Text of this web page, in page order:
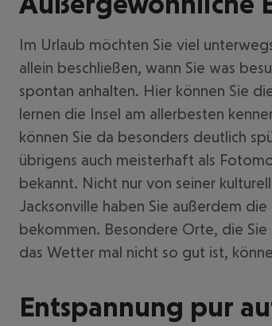
Im Urlaub möchten Sie viel
allein beschließen, wann Sie was
spontan anhalten. Hier können Sie
lernen die Insel am allerbesten
können Sie da besonders deutlich
übrigens auch meisterhaft als
bekannt. Nicht nur von seiner
Jacksonville haben Sie außerdem
bekommen. Besondere Orte, die
das Wetter mal nicht so gut ist,
Entspannung pur